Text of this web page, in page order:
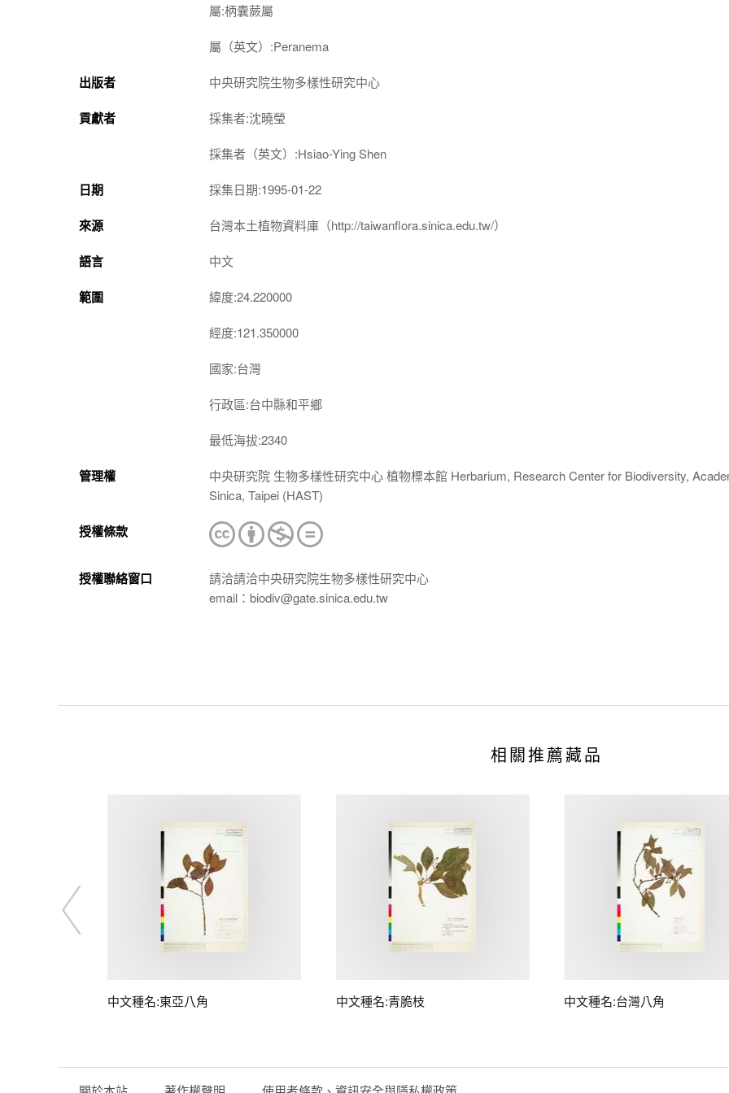
屬:柄囊蕨屬
屬（英文）:Peranema
出版者 中央研究院生物多樣性研究中心
貢獻者 採集者:沈曉瑩
採集者（英文）:Hsiao-Ying Shen
日期 採集日期:1995-01-22
來源 台灣本土植物資料庫（http://taiwanflora.sinica.edu.tw/）
語言 中文
範圍 緯度:24.220000
經度:121.350000
國家:台灣
行政區:台中縣和平鄉
最低海拔:2340
管理權
中央研究院 生物多樣性研究中心 植物標本館 Herbarium, Research Center for Biodiversity,
Sinica, Taipei (HAST)
授權條款
授權聯絡窗口
請洽請洽中央研究院生物多樣性研究中心
email：biodiv@gate.sinica.edu.tw
相關推薦藏品
中文種名:東亞八角 中文種名:青脆枝 中文種名:台灣八角